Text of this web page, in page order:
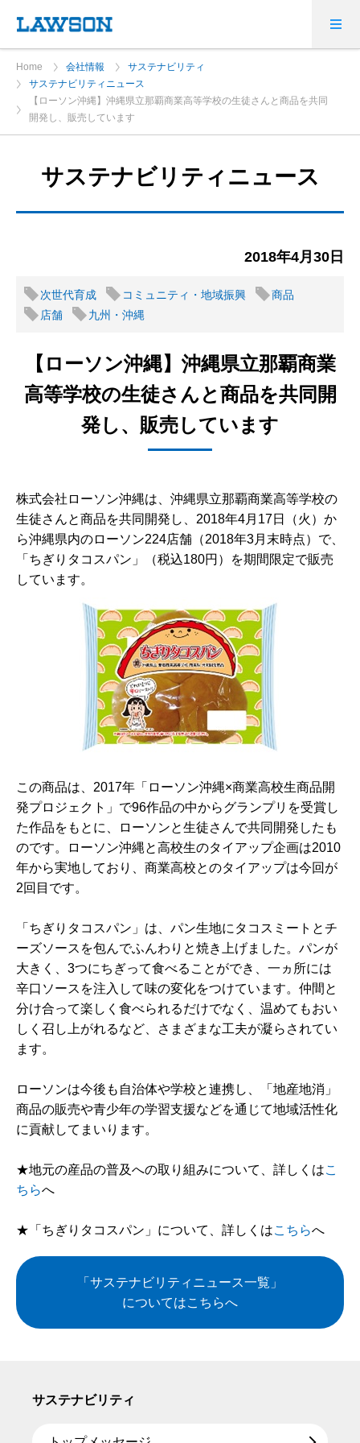
Home 会社情報
サステナビリティ
サステナビリティニュース
【ローソン沖縄】沖縄県立那覇商業高等学校の生徒さんと商品を共同
開発し、販売しています
サステナビリティニュース
2018年4月30日
次世代育成 コミュニティ・地域振興
商品
店舗
九州・沖縄
【ローソン沖縄】沖縄県立那覇商業
高等学校の生徒さんと商品を共同開
発し、販売しています
株式会社ローソン沖縄は、沖縄県立那覇商業高等学校の
生徒さんと商品を共同開発し、2018年4月17日（火）か
ら沖縄県内のローソン224店舗（2018年3月末時点）で、
「ちぎりタコスパン」（税込180円）を期間限定で販売
しています。
この商品は、2017年「ローソン沖縄×商業高校生商品開
発プロジェクト」で96作品の中からグランプリを受賞し
た作品をもとに、ローソンと生徒さんで共同開発したも
のです。ローソン沖縄と高校生のタイアップ企画は2010
年から実地しており、商業高校とのタイアップは今回が
2回目です。
「ちぎりタコスパン」は、パン生地にタコスミートとチ
ーズソースを包んでふんわりと焼き上げました。パンが
大きく、3つにちぎって食べることができ、一ヵ所には
辛口ソースを注入して味の変化をつけています。仲間と
分け合って楽しく食べられるだけでなく、温めてもおい
しく召し上がれるなど、さまざまな工夫が凝らされてい
ます。
ローソンは今後も自治体や学校と連携し、「地産地消」
商品の販売や青少年の学習支援などを通じて地域活性化
に貢献してまいります。
★地元の産品の普及への取り組みについて、詳しくはこ
ちらへ
★「ちぎりタコスパン」について、詳しくはこちらへ
「サステナビリティニュース一覧」
についてはこちらへ
サステナビリティ